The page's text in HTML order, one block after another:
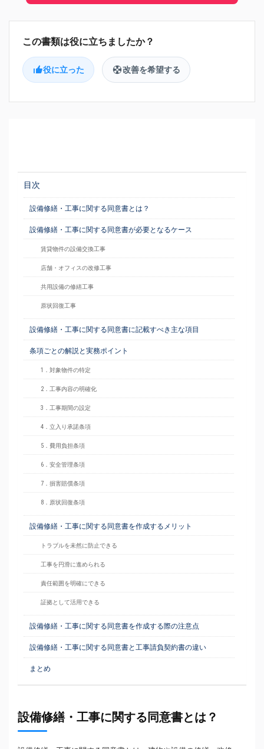
役に立った 改善を希望する
目次
設備修繕・工事に関する同意書とは？
設備修繕・工事に関する同意書が必要となるケース
賃貸物件の設備交換工事
店舗・オフィスの改修工事
共用設備の修繕工事
原状回復工事
設備修繕・工事に関する同意書に記載すべき主な項目
条項ごとの解説と実務ポイント
1．対象物件の特定
2．工事内容の明確化
3．工事期間の設定
4．立入り承諾条項
5．費用負担条項
6．安全管理条項
7．損害賠償条項
8．原状回復条項
設備修繕・工事に関する同意書を作成するメリット
トラブルを未然に防止できる
工事を円滑に進められる
責任範囲を明確にできる
証拠として活用できる
設備修繕・工事に関する同意書を作成する際の注意点
設備修繕・工事に関する同意書と工事請負契約書の違い
まとめ
設備修繕・工事に関する同意書とは？